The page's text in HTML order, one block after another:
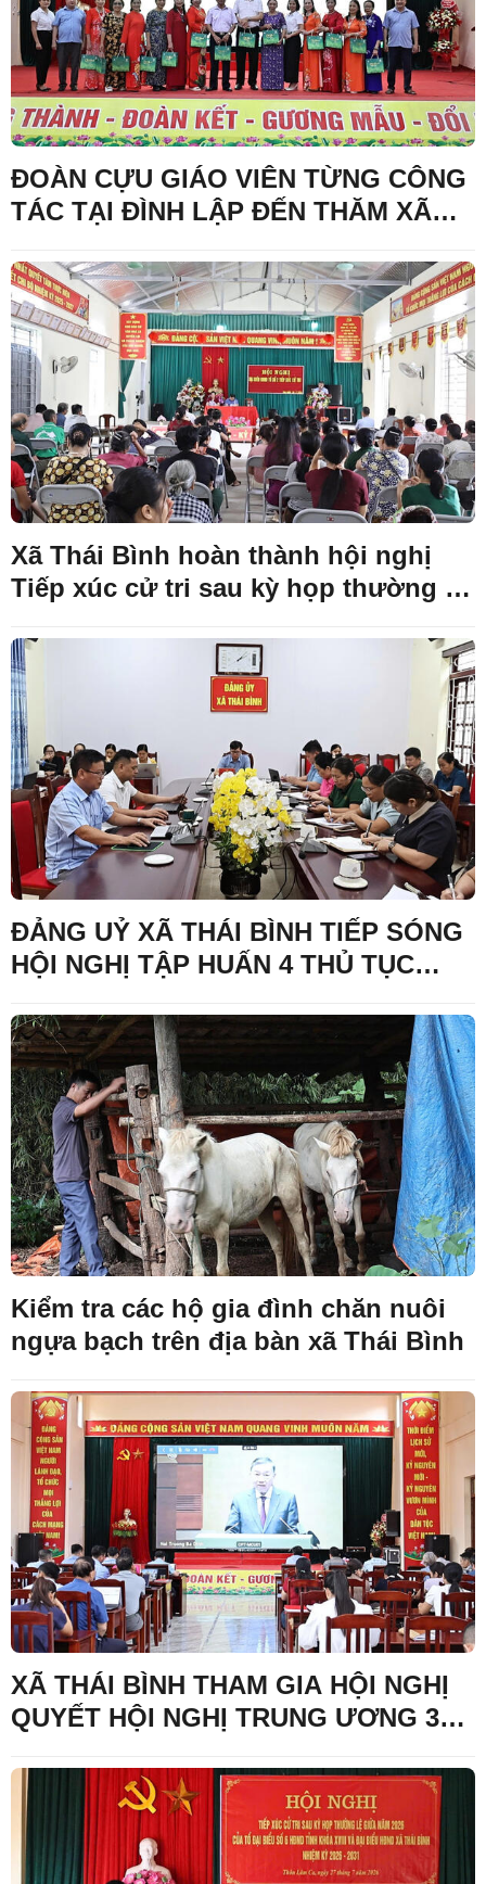
ĐOÀN CỰU GIÁO VIÊN TỪNG CÔNG
TÁC TẠI ĐÌNH LẬP ĐẾN THĂM XÃ
Xã Thái Bình hoàn thành hội nghị
Tiếp xúc cử tri sau kỳ họp thường lệ
ĐẢNG UỶ XÃ THÁI BÌNH TIẾP SÓNG
HỘI NGHỊ TẬP HUẤN 4 THỦ TỤC
TRƯỜNG ĐIỆN TỬ
Kiểm tra các hộ gia đình chăn nuôi
ngựa bạch trên địa bàn xã Thái Bình
XÃ THÁI BÌNH THAM GIA HỘI NGHỊ
QUYẾT HỘI NGHỊ TRUNG ƯƠNG 3